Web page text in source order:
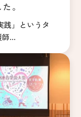
。
践」というタ
...